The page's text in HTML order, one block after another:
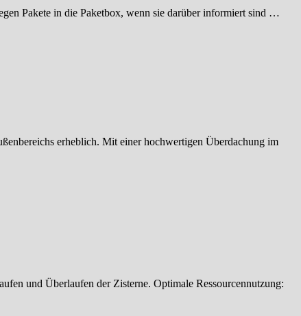
Pakete in die Paketbox, wenn sie darüber informiert sind …
erheblich. Mit einer hochwertigen Überdachung im
und Überlaufen der Zisterne. Optimale Ressourcennutzung: